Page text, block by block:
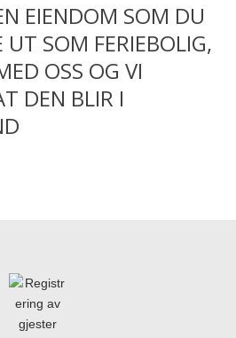
EIENDOM SOM DU
UT SOM FERIEBOLIG,
OSS OG VI
DEN BLIR I